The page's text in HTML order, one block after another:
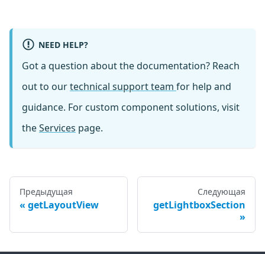
NEED HELP?
Got a question about the documentation? Reach
out to ourtechnical support team for help and
guidance. For custom component solutions, visit
theServices page.
Предыдущая
getLayoutView
Следующая
getLightboxSection